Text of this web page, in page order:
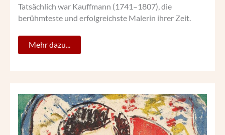
Tatsächlich war Kauffmann (1741–1807), die
berühmteste und erfolgreichste Malerin ihrer Zeit.
Mehr dazu...
ERNST
LUDWIG
KIRCHNER:
STATIONEN